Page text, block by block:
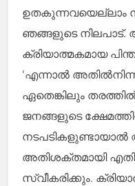
ഉതകുന്നവയെല്ലാം
ഞങ്ങളുടെ നിലപാട്.
ക്രിയാത്മകമായ
‘എന്നാല്‍
ഏതെങ്കിലും
ജനങ്ങളുടെ
അതിശക്തമായി
സ്വീകരിക്കും.